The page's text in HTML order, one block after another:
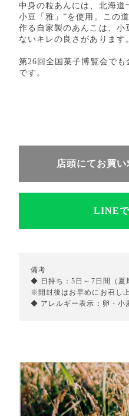
中身の粒あんには、北海道
小豆「雅」”を使用。この
作る自家製のあんこは、小
ないキレの良さがあります
第26回全国菓子博覧会で
です。
店頭にてお買
LINE
備考
◆ 日持ち：5日～7日間（夏
※開封後はお早めにお召し
◆ アレルギー表示：卵・小